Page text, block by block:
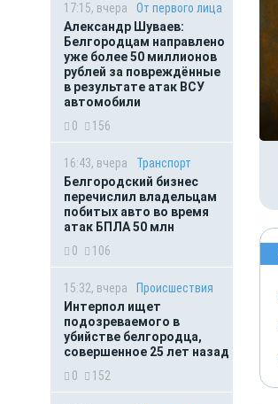
17:15, вчера
От первого лица
Александр Шуваев:
Белгородцам направлено
уже более 50 миллионов
рублей за повреждённые
в результате атак ВСУ
автомобили
0
156
16:43, вчера
Транспорт
Белгородский бизнес
перечислил владельцам
побитых авто во время
атак БПЛА 50 млн
0
106
15:32, вчера
Происшествия
Интерпол ищет
подозреваемого в
убийстве белгородца,
совершенное 25 лет назад
0
152